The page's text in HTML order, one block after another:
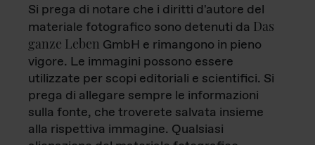
Si prega di notare che i diritti d'autore del
materiale fotografico sono detenuti da Das
ganze Leben GmbH e rimangono in pieno
vigore. Le immagini possono essere
utilizzate per scopi editoriali e scientifici. Si
prega di allegare sempre le informazioni
sulla fonte, che troverete salvata insieme
alla rispettiva immagine. Qualsiasi